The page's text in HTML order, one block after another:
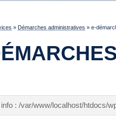
» Démarches administratives »e-
: /var/www/localhost/htdocs/